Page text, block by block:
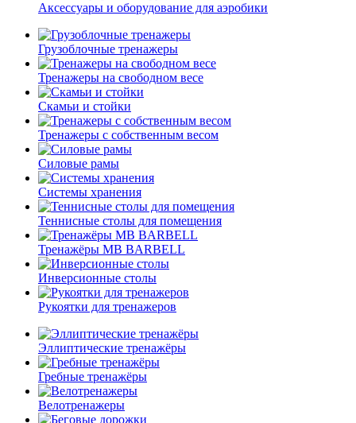
Аксессуары и оборудование для аэробики
Грузоблочные тренажеры
Тренажеры на свободном весе
Скамьи и стойки
Тренажеры с собственным весом
Силовые рамы
Системы хранения
Теннисные столы для помещения
Тренажёры MB BARBELL
Инверсионные столы
Рукоятки для тренажеров
Эллиптические тренажёры
Гребные тренажёры
Велотренажеры